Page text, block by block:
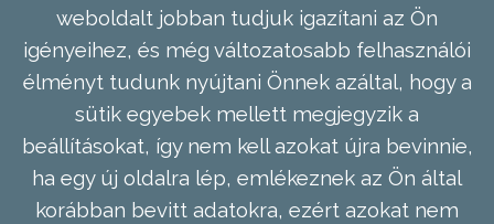
weboldalt jobban tudjuk igazítani az Ön
igényeihez, és még változatosabb felhasználói
élményt tudunk nyújtani Önnek azáltal, hogy a
sütik egyebek mellett megjegyzik a
beállításokat, így nem kell azokat újra bevinnie,
ha egy új oldalra lép, emlékeznek az Ön által
korábban bevitt adatokra, ezért azokat nem